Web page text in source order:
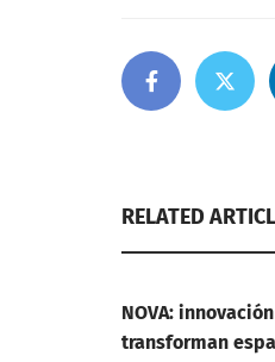
RELATED
NOVA:
transforman